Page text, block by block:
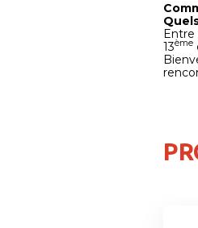
Entre
13ème